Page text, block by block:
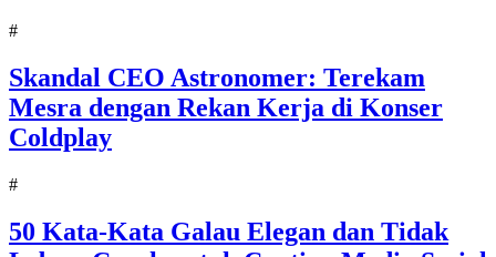
#
Skandal CEO Astronomer: Terekam
Mesra dengan Rekan Kerja di Konser
Coldplay
#
50 Kata-Kata Galau Elegan dan Tidak